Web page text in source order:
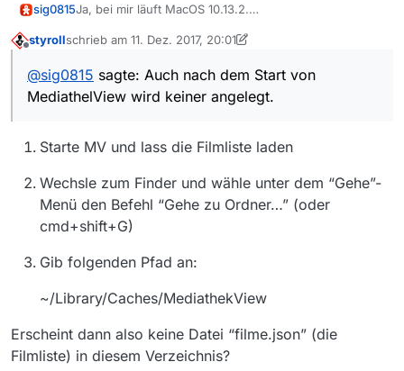
sig0815Ja, bei mir läuft MacOS 10.13.2.
aufräumen der verschiedenen Caches-Ordner.
Benutzers kein MediathekView Ordner?! Auch nach
dem Start von MediathelView wird keiner angelegt.
Siglinde
styrollschrieb am 11. Dez. 2017, 20:01
zuletzt editiert von styroll12. Nov. 2017, 21:02
@sig0815 sagte: Auch nach dem Start von
MediathelView wird keiner angelegt.
Starte MV und lass die Filmliste laden
Wechsle zum Finder und wähle unter dem “Gehe”-
Menü den Befehl “Gehe zu Ordner…” (oder
cmd+shift+G)
Gib folgenden Pfad an:
~/Library/Caches/MediathekView
Erscheint dann also keine Datei “filme.json” (die
Filmliste) in diesem Verzeichnis?